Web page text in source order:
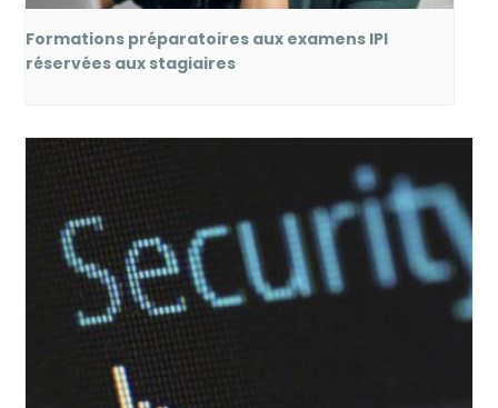
Formations préparatoires aux examens IPI
réservées aux stagiaires